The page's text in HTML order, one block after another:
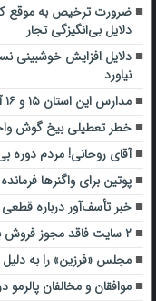
ضرورت ترخیص به موقع
دلایل بی‌انگیزگی تجار
دلایل افزایش خوشبینی
نیاورد
مدارس این استان ۱۵ و ۱۶ آذر تعطیل شد
خطر تعطیلی بیخ گوش
آقای روحانی! مردم دوره
پوتین برای واگنرها
خبر تأسف‌آور درباره
۲ سایت فاقد مجوز فروش بلیت الکترونیکی هواپیما مسدود شد
مجلس «فرزین» را به دلیل
موافقان و مخالفان